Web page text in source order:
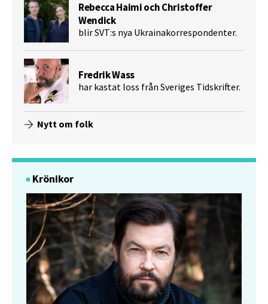
Rebecca Haimi och Christoffer
Wendick
blir SVT:s nya Ukrainakorrespondenter.
Fredrik Wass
har kastat loss från Sveriges Tidskrifter.
Nytt om folk
Krönikor